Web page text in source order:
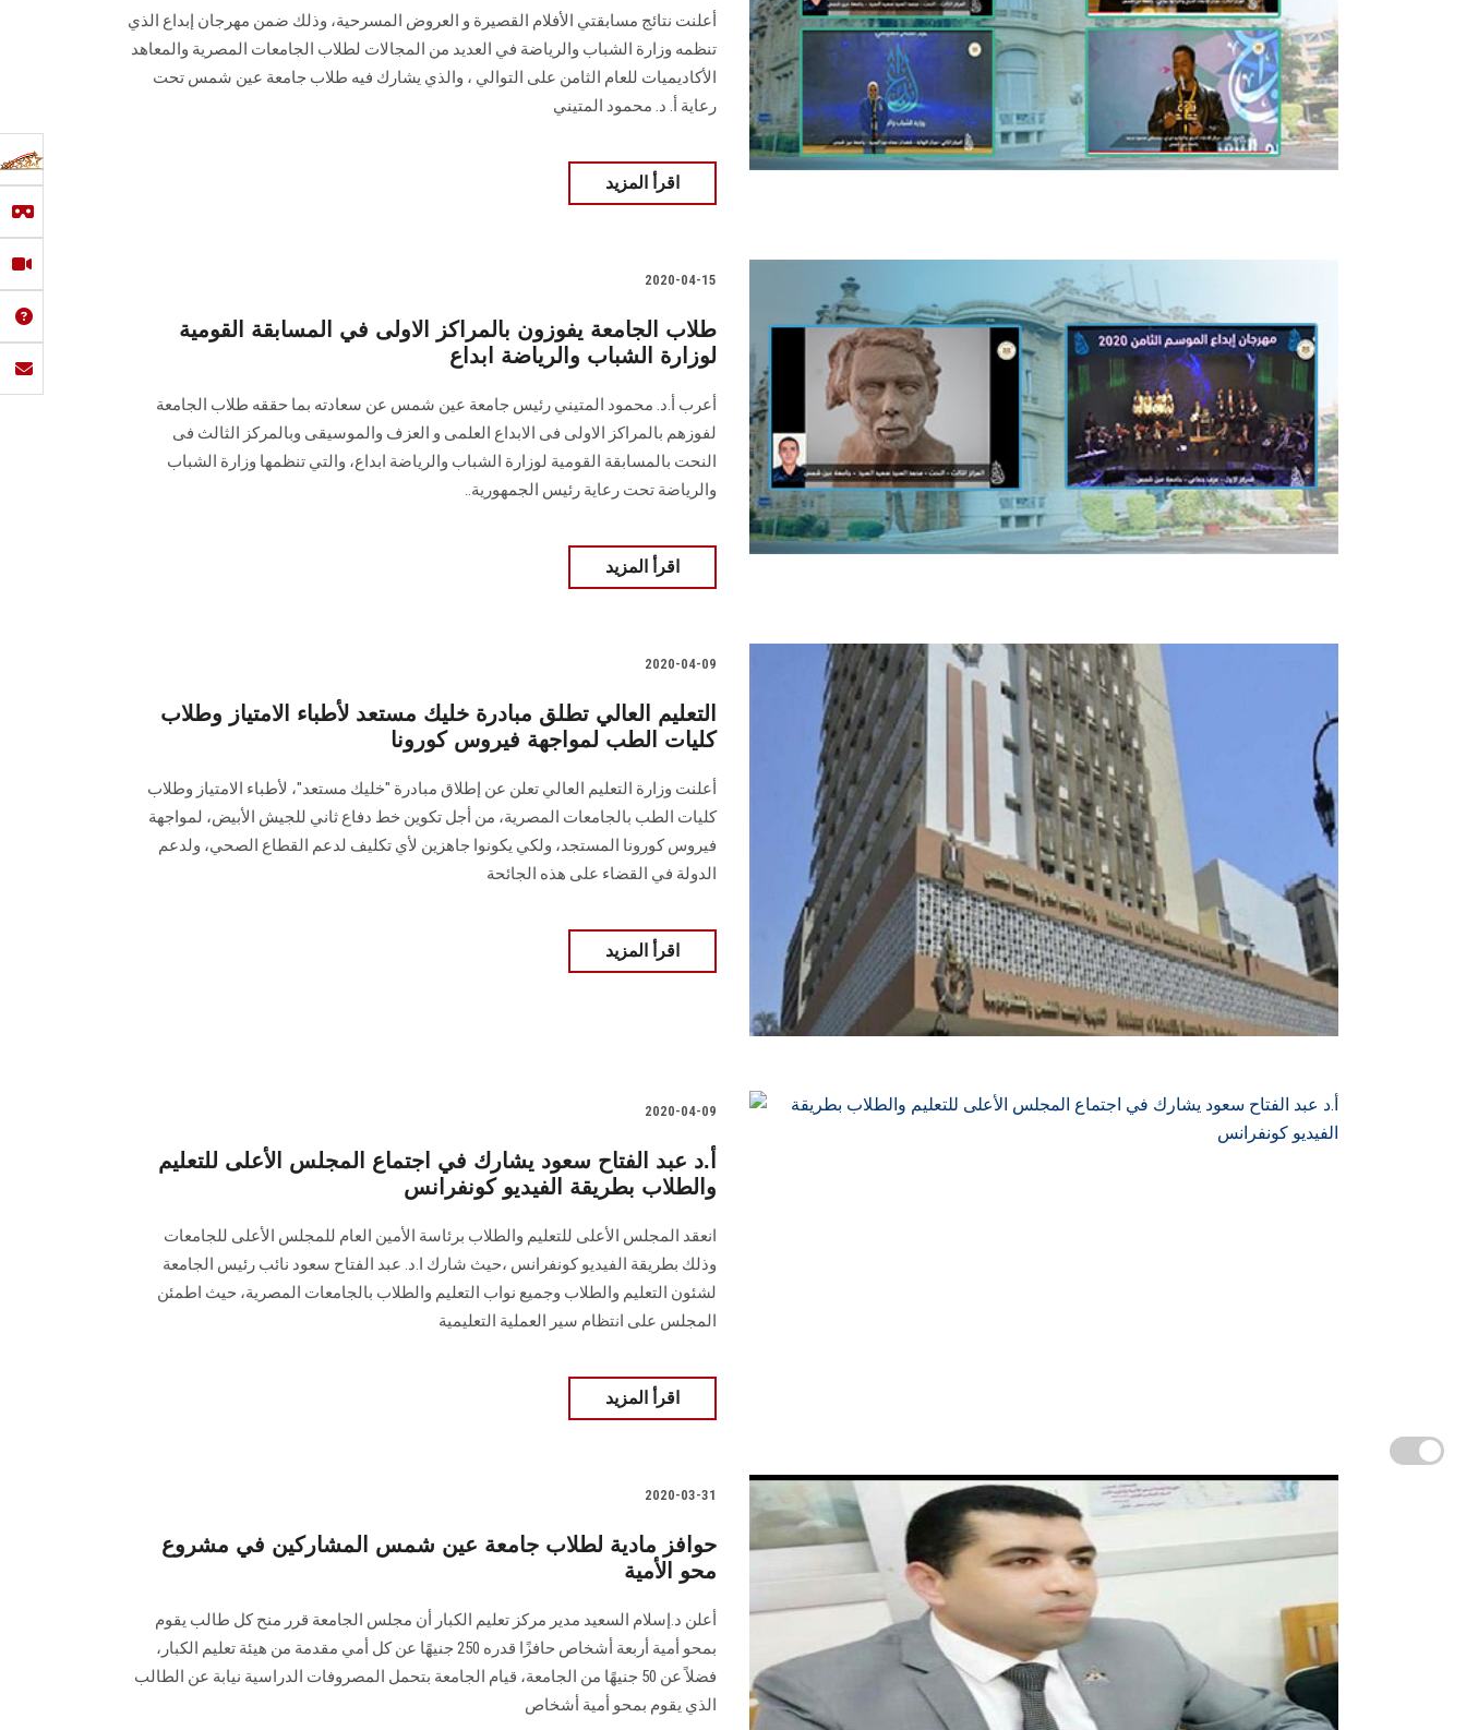
أعلنت نتائج مسابقتي الأفلام القصيرة و العروض المسرحية، وذلك ضمن مهرجان إبداع الذي
تنظمه وزارة الشباب والرياضة في العديد من المجالات لطلاب الجامعات المصرية والمعاهد
الأكاديميات للعام الثامن على التوالي ، والذي يشارك فيه طلاب جامعة عين شمس تحت
رعاية أ. د. محمود المتيني
اقرأ المزيد
2020-04-15
طلاب الجامعة يفوزون بالمراكز الاولى في المسابقة القومية
لوزارة الشباب والرياضة ابداع
أعرب أ.د. محمود المتيني رئيس جامعة عين شمس عن سعادته بما حققه طلاب الجامعة
لفوزهم بالمراكز الاولى فى الابداع العلمى و العزف والموسيقى وبالمركز الثالث فى
النحت بالمسابقة القومية لوزارة الشباب والرياضة ابداع، والتي تنظمها وزارة الشباب
والرياضة تحت رعاية رئيس الجمهورية..
اقرأ المزيد
2020-04-09
التعليم العالي تطلق مبادرة خليك مستعد لأطباء الامتياز وطلاب
كليات الطب لمواجهة فيروس كورونا
أعلنت وزارة التعليم العالي تعلن عن إطلاق مبادرة "خليك مستعد"، لأطباء الامتياز وطلاب
كليات الطب بالجامعات المصرية، من أجل تكوين خط دفاع ثاني للجيش الأبيض، لمواجهة
فيروس كورونا المستجد، ولكي يكونوا جاهزين لأي تكليف لدعم القطاع الصحي، ولدعم
الدولة في القضاء على هذه الجائحة
اقرأ المزيد
2020-04-09
أ.د عبد الفتاح سعود يشارك في اجتماع المجلس الأعلى للتعليم
والطلاب بطريقة الفيديو كونفرانس
انعقد المجلس الأعلى للتعليم والطلاب برئاسة الأمين العام للمجلس الأعلى للجامعات
وذلك بطريقة الفيديو كونفرانس ،حيث شارك ا.د. عبد الفتاح سعود نائب رئيس الجامعة
لشئون التعليم والطلاب وجميع نواب التعليم والطلاب بالجامعات المصرية، حيث اطمئن
المجلس على انتظام سير العملية التعليمية
اقرأ المزيد
2020-03-31
حوافز مادية لطلاب جامعة عين شمس المشاركين في مشروع
محو الأمية
أعلن د.إسلام السعيد مدير مركز تعليم الكبار أن مجلس الجامعة قرر منح كل طالب يقوم
بمحو أمية أربعة أشخاص حافزًا قدره 250 جنيهًا عن كل أمي مقدمة من هيئة تعليم الكبار،
فضلاً عن 50 جنيهًا من الجامعة، قيام الجامعة بتحمل المصروفات الدراسية نيابة عن الطالب
الذي يقوم بمحو أمية أشخاص